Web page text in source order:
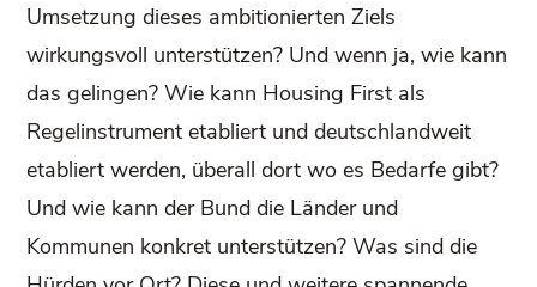
Umsetzung dieses ambitionierten Ziels
wirkungsvoll unterstützen? Und wenn ja, wie kann
das gelingen? Wie kann Housing First als
Regelinstrument etabliert und deutschlandweit
etabliert werden, überall dort wo es Bedarfe gibt?
Und wie kann der Bund die Länder und
Kommunen konkret unterstützen? Was sind die